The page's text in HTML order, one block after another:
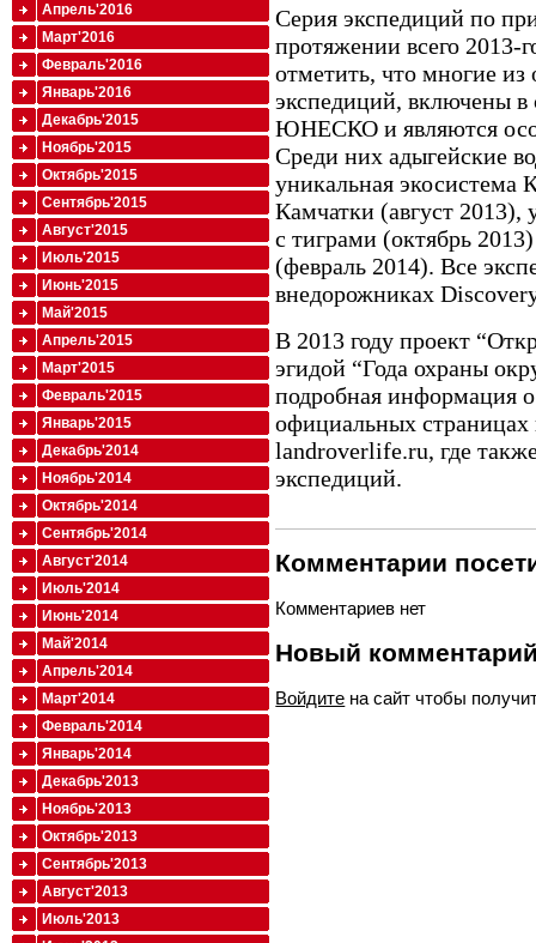
Серия экспедиций по
протяжении всего 2013-
отметить, что многие
экспедиций, включены в
ЮНЕСКО и являются
Среди них адыгейские
уникальная экосистема
Камчатки (август 2013),
с тиграми (октябрь
(февраль 2014). Все
внедорожниках
В 2013 году проект
эгидой “Года охраны
подробная информация
официальных страницах
landroverlife.ru, где
экспедиций.
Комментарии
Комментариев нет
Новый
Войдите на сайт чтобы
Апрель'2016
Март'2016
Февраль'2016
Январь'2016
Декабрь'2015
Ноябрь'2015
Октябрь'2015
Сентябрь'2015
Август'2015
Июль'2015
Июнь'2015
Май'2015
Апрель'2015
Март'2015
Февраль'2015
Январь'2015
Декабрь'2014
Ноябрь'2014
Октябрь'2014
Сентябрь'2014
Август'2014
Июль'2014
Июнь'2014
Май'2014
Апрель'2014
Март'2014
Февраль'2014
Январь'2014
Декабрь'2013
Ноябрь'2013
Октябрь'2013
Сентябрь'2013
Август'2013
Июль'2013